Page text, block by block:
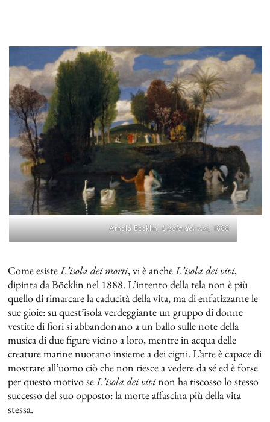
Arnold Böcklin,L’isola dei vivi, 1888
Come esisteL’isola dei morti, vi è ancheL’isola dei vivi,
dipinta da Böcklin nel 1888. L’intento della tela non è più
quello di rimarcare la caducità della vita, ma di enfatizzarne le
sue gioie: su quest’isola verdeggiante un gruppo di donne
vestite di fiori si abbandonano a un ballo sulle note della
musica di due figure vicino a loro, mentre in acqua delle
creature marine nuotano insieme a dei cigni. L’arte è capace di
mostrare all’uomo ciò che non riesce a vedere da sé ed è forse
per questo motivo seL’isola dei vivinon ha riscosso lo stesso
successo del suo opposto: la morte affascina più della vita
stessa.